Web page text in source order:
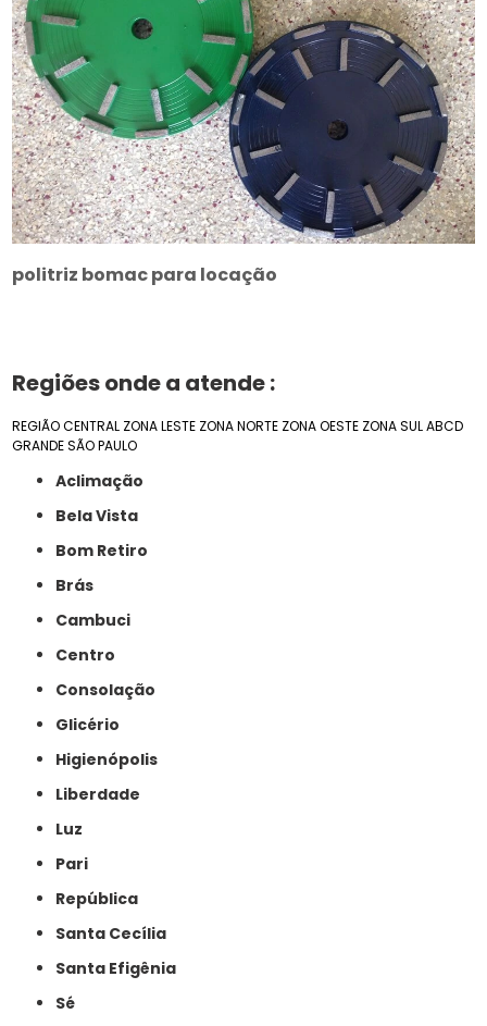
politriz bomac para locação
Regiões onde a atende :
REGIÃO CENTRAL ZONA LESTE ZONA NORTE ZONA OESTE ZONA SULABCD
GRANDE SÃO PAULO
Aclimação
Bela Vista
Bom Retiro
Brás
Cambuci
Centro
Consolação
Glicério
Higienópolis
Liberdade
Luz
Pari
República
Santa Cecília
Santa Efigênia
Sé